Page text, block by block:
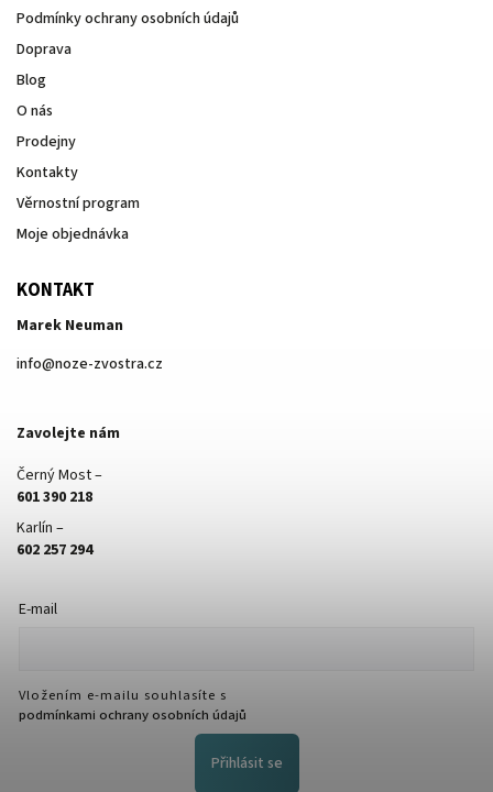
Podmínky ochrany osobních údajů
Doprava
Blog
O nás
Prodejny
Kontakty
Věrnostní program
Moje objednávka
KONTAKT
Marek Neuman
info@noze-zvostra.cz
Zavolejte nám
Černý Most –
601 390 218
Karlín –
602 257 294
E-mail
Vložením e-mailu souhlasíte s
podmínkami ochrany osobních údajů
Přihlásit se